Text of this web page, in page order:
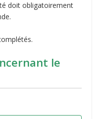
doit obligatoirement
le